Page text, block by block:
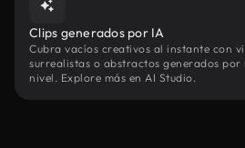
Clips generados por IA
Cubra vacíos creativos al instante con
surrealistas o abstractos generados por
nivel. Explore más en AI Studio.